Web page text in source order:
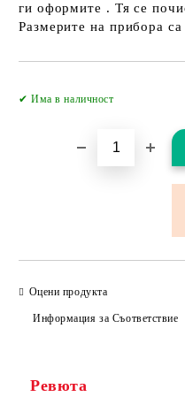
ги оформите . Тя се
Размерите на прибора
✔ Има в наличност
Оцени продукта
Информация за Съответствие
Ревюта